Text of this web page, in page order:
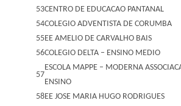
53CENTRO DE EDUCACAO PANTANAL
54COLEGIO ADVENTISTA DE CORUMBA
55EE AMELIO DE CARVALHO BAIS
56COLEGIO DELTA – ENSINO MEDIO
57
ESCOLA MAPPE – MODERNA
ENSINO
58EE JOSE MARIA HUGO RODRIGUES